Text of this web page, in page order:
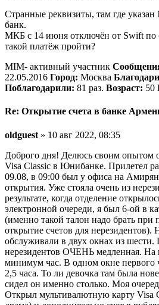
Странные реквизиты, там где
банк.
МКБ с 14 июня отключён от Swift по
такой платёж пройти?
MIM- активный участник
22.05.2016 Город: Москва
Поблагодарили: 81 раз. Возраст: 50
Re: Открытие счета в банке
oldguest » 10 авг 2022, 08:35
Доброго дня! Делюсь своим опытом
Visa Classic в Юнибанке. Прилетел
09.08, в 09:00 был у офиса на
открытия. Уже стояла очень из
результате, когда отделение
электронной очереди, я был 6-ой в
(именно такой талон надо брать при
открытие счетов для нерезидентов).
обслуживали в двух окнах из шести.
нерезидентов ОЧЕНЬ медленная. На
минимум час. В одном окне первого
2,5 часа. То ли девочка там была
сидел он именно столько. Моя
Открыл мультивалютную карту Visa